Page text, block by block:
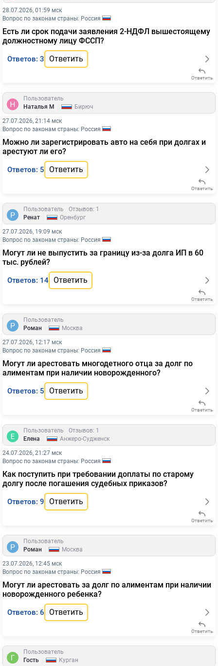
28.07.2026, 01:59 мск
Вопрос по законам страны: Россия
Есть ли срок подачи заявления 2-НДФЛ вышестоящему
должностному лицу ФССП?
Ответов: 3 Ответить
Ответить
Пользователь
Наталья М
Бирюч
27.07.2026, 21:14 мск
Вопрос по законам страны: Россия
Можно ли зарегистрировать авто на себя при долгах и
арестуют ли его?
Ответов: 5 Ответить
Ответить
Пользователь
Отзывов: 1
Ренат
Оренбург
27.07.2026, 19:09 мск
Вопрос по законам страны: Россия
Могут ли не выпустить за границу из-за долга ИП в 60
тыс. рублей?
Ответов: 14 Ответить
Ответить
Пользователь
Роман
Москва
27.07.2026, 12:17 мск
Вопрос по законам страны: Россия
Могут ли арестовать многодетного отца за долг по
алиментам при наличии новорожденного?
Ответов: 5 Ответить
Ответить
Пользователь
Отзывов: 1
Елена
Анжеро-Судженск
24.07.2026, 21:27 мск
Вопрос по законам страны: Россия
Как поступить при требовании доплаты по старому
долгу после погашения судебных приказов?
Ответов: 9 Ответить
Ответить
Пользователь
Роман
Москва
23.07.2026, 12:45 мск
Вопрос по законам страны: Россия
Могут ли арестовать за долг по алиментам при наличии
новорожденного ребенка?
Ответов: 6 Ответить
Ответить
Пользователь
Гость
Курган